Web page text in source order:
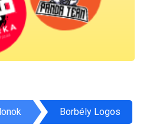
Borbély Logos